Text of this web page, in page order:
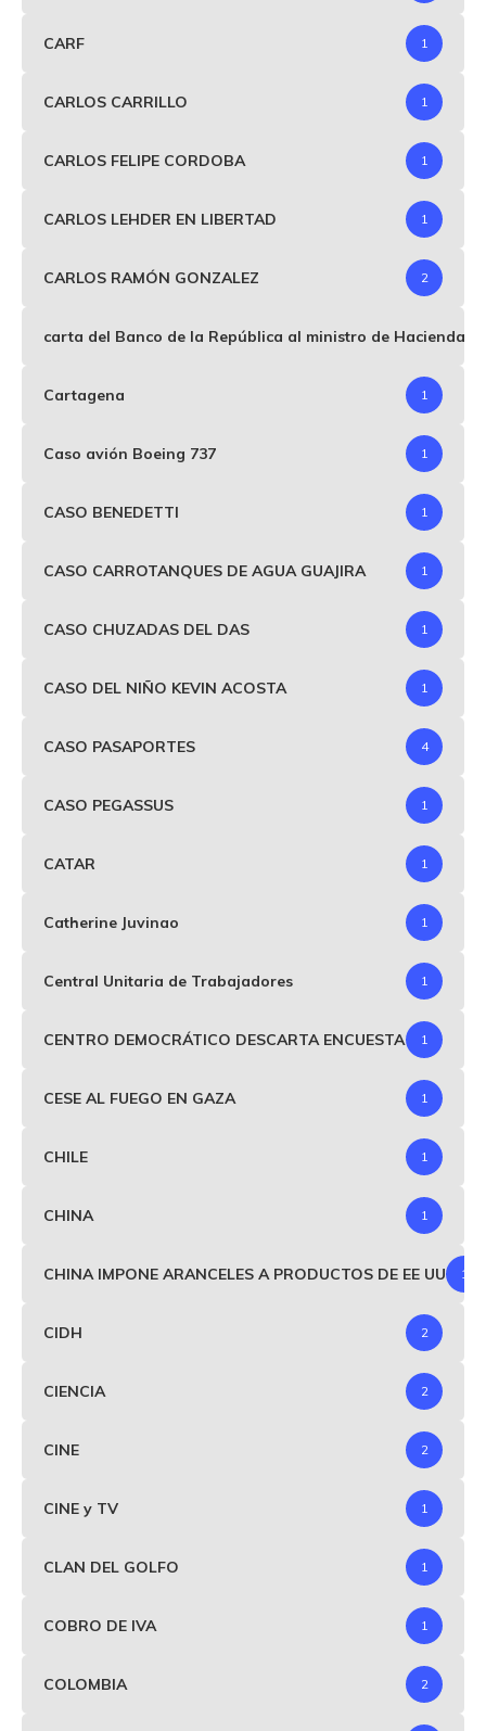
CARF 1
CARLOS CARRILLO 1
CARLOS FELIPE CORDOBA 1
CARLOS LEHDER EN LIBERTAD 1
CARLOS RAMÓN GONZALEZ 2
carta del Banco de la República al ministro de Hacienda
Cartagena 1
Caso avión Boeing 737 1
CASO BENEDETTI 1
CASO CARROTANQUES DE AGUA GUAJIRA 1
CASO CHUZADAS DEL DAS 1
CASO DEL NIÑO KEVIN ACOSTA 1
CASO PASAPORTES 4
CASO PEGASSUS 1
CATAR 1
Catherine Juvinao 1
Central Unitaria de Trabajadores 1
CENTRO DEMOCRÁTICO DESCARTA ENCUESTA 1
CESE AL FUEGO EN GAZA 1
CHILE 1
CHINA 1
CHINA IMPONE ARANCELES A PRODUCTOS DE EE UU 1
CIDH 2
CIENCIA 2
CINE 2
CINE y TV 1
CLAN DEL GOLFO 1
COBRO DE IVA 1
COLOMBIA 2